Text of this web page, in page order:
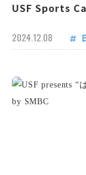
USF Sports
2024.12.08